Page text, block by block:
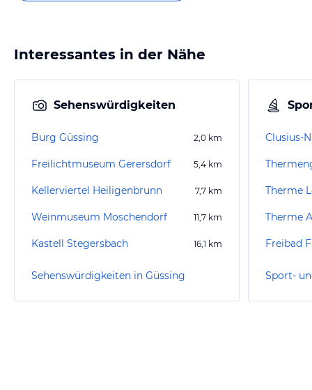
Interessantes in der Nähe
Sehenswürdigkeiten
Burg Güssing 2,0 km
Freilichtmuseum Gerersdorf 5,4 km
Kellerviertel Heiligenbrunn 7,7 km
Weinmuseum Moschendorf 11,7 km
Kastell Stegersbach 16,1 km
Sehenswürdigkeiten in Güssing
Clusius-
Therme
Therme
Freibad